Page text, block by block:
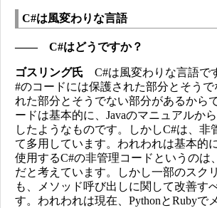
C#は風変わりな言語
―― C#はどうですか？
ゴスリング氏 C#は風変わりな言語で
#のコードには保護された部分とそうで
れた部分とそうでない部分があるから
ードは基本的に、Javaのマニュアルか
したようなものです。しかしC#は、非
て多用しています。われわれは基本的
使用するC#の非管理コードというのは
だと考えています。しかし一部のスク
も、メソッド呼び出しに関して改善す
す。われわれは現在、PythonとRubyで